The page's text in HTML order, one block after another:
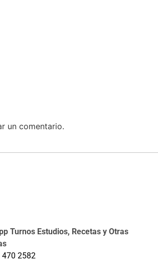
un comentario.
Turnos Estudios, Recetas y Otras
2582